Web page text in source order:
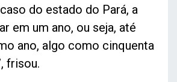
do estado do Pará, a
em um ano, ou seja, até
ano, algo como cinquenta
frisou.